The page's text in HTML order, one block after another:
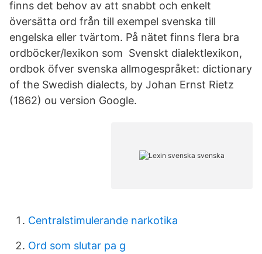
finns det behov av att snabbt och enkelt
översätta ord från till exempel svenska till
engelska eller tvärtom. På nätet finns flera bra
ordböcker/lexikon som Svenskt dialektlexikon,
ordbok öfver svenska allmogespråket: dictionary
of the Swedish dialects, by Johan Ernst Rietz
(1862) ou version Google.
Centralstimulerande narkotika
Ord som slutar pa g